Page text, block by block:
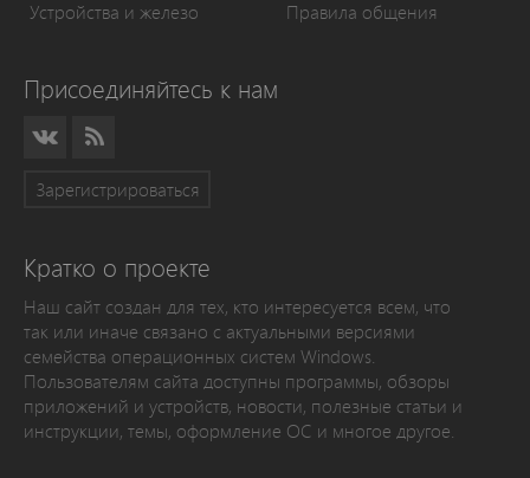
Устройства и железо
Правила общения
Присоединяйтесь к нам
Зарегистрироваться
Кратко о проекте
Наш сайт создан для тех, кто интересуется всем, что
так или иначе связано с актуальными версиями
семейства операционных систем Windows.
Пользователям сайта доступны программы, обзоры
приложений и устройств, новости, полезные статьи и
инструкции, темы, оформление ОС и многое другое.